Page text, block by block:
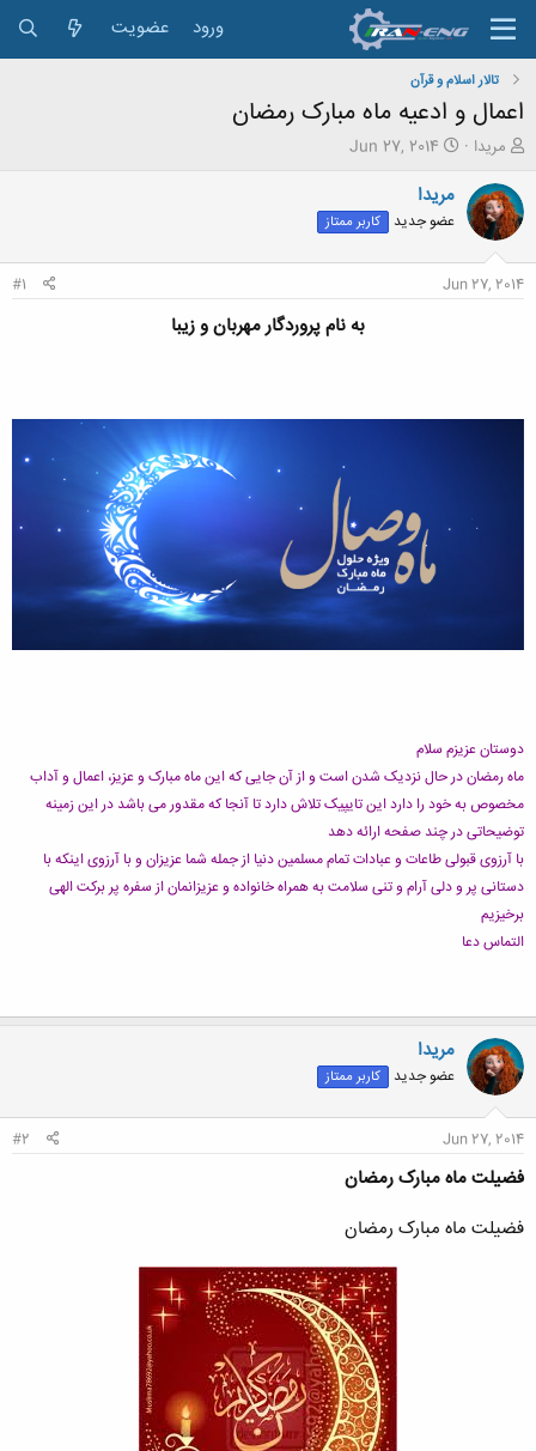
ورود عضویت
تالار اسلام و قرآن
اعمال و ادعیه ماه مبارک رمضان
ش
و
ع
ک
ع
مریدا
ت
ر
ی
خ
Jun 27, 2014
مریدا
عضو جدید کاربر ممتاز
Jun 27, 2014
#1
به نام پروردگار مهربان و زیبا
دوستان عزیزم سلام
ماه رمضان در حال نزدیک شدن است و از آن جایی که این ماه مبارک و عزیز، اعمال و آداب
مخصوص به خود را دارد این تایپیک تلاش دارد تا آنجا که مقدور می باشد در این زمینه
توضیحاتی در چند صفحه ارائه دهد
با آرزوی قبولی طاعات و عبادات تمام مسلمین دنیا از جمله شما عزیزان و با آرزوی اینکه با
دستانی پر و دلی آرام و تنی سلامت به همراه خانواده و عزیزانمان از سفره پر برکت الهی
برخیزیم
التماس دعا
مریدا
عضو جدید کاربر ممتاز
Jun 27, 2014
#2
فضیلت ماه مبارک رمضان
فضیلت ماه مبارک رمضان